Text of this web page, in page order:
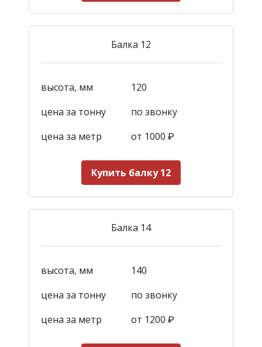
Балка 12
высота, мм
120
цена за тонну
по звонку
цена за метр
от 1000 ₽
Купить балку 12
Балка 14
высота, мм
140
цена за тонну
по звонку
цена за метр
от 1200 ₽